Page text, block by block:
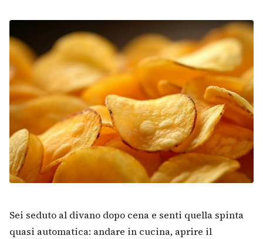
Sei seduto al divano dopo cena e senti quella spinta
quasi automatica: andare in cucina, aprire il